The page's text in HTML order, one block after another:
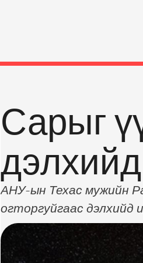
Сарыг
АНУ-ын Техас мужийн
огторгуйгаас
аргаар судлаад
өмнө залуухан